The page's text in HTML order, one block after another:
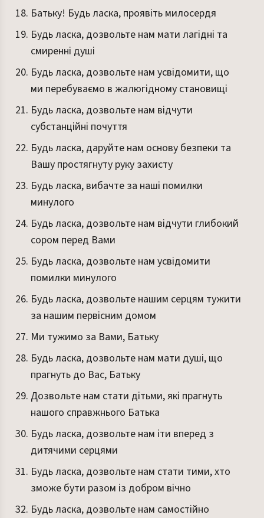
Батьку! Будь ласка, проявіть милосердя
Будь ласка, дозвольте нам мати лагідні та
смиренні душі
Будь ласка, дозвольте нам усвідомити, що
ми перебуваємо в жалюгідному становищі
Будь ласка, дозвольте нам відчути
субстанційні почуття
Будь ласка, даруйте нам основу безпеки та
Вашу простягнуту руку захисту
Будь ласка, вибачте за наші помилки
минулого
Будь ласка, дозвольте нам відчути глибокий
сором перед Вами
Будь ласка, дозвольте нам усвідомити
помилки минулого
Будь ласка, дозвольте нашим серцям тужити
за нашим первісним домом
Ми тужимо за Вами, Батьку
Будь ласка, дозвольте нам мати душі, що
прагнуть до Вас, Батьку
Дозвольте нам стати дітьми, які прагнуть
нашого справжнього Батька
Будь ласка, дозвольте нам іти вперед з
дитячими серцями
Будь ласка, дозвольте нам стати тими, хто
зможе бути разом із добром вічно
Будь ласка, дозвольте нам самостійно